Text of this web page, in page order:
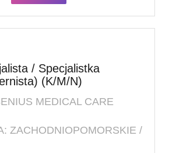
/ Specjalistka
(K/M/N)
MEDICAL CARE
ZACHODNIOPOMORSKIE /